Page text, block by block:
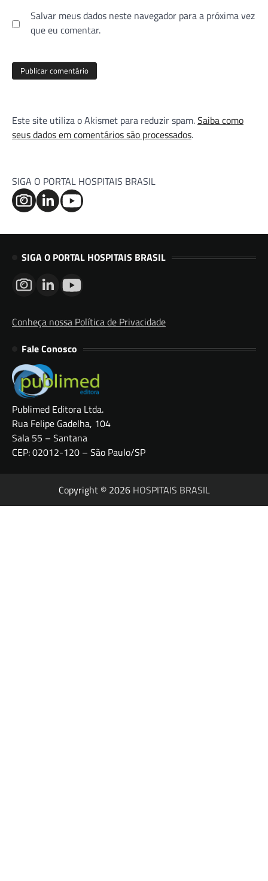
Salvar meus dados neste navegador para a próxima vez
que eu comentar.
Este site utiliza o Akismet para reduzir spam.Saiba como
seus dados em comentários são processados.
SIGA O PORTAL HOSPITAIS BRASIL
SIGA O PORTAL HOSPITAIS BRASIL
Conheça nossa Política de Privacidade
Fale Conosco
Publimed Editora Ltda.
Rua Felipe Gadelha, 104
Sala 55 – Santana
CEP: 02012-120 – São Paulo/SP
Copyright © 2026 HOSPITAIS BRASIL